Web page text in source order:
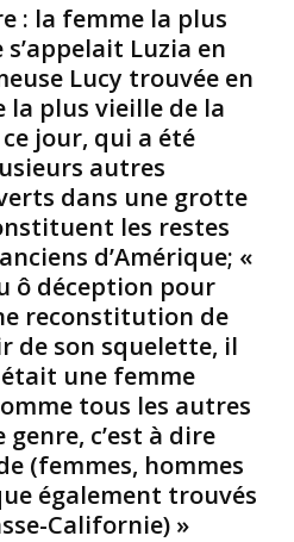
: la femme la plus
Luzia en
Lucy trouvée en
plus vieille de la
jour, qui a été
autres
dans une grotte
les restes
d’Amérique; «
ô déception pour
reconstitution de
de son squelette, il
était une femme
tous les autres
c’est à dire
(femmes, hommes
également trouvés
Californie) »